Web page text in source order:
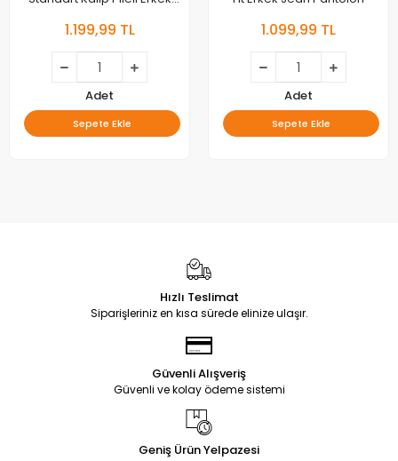
1.199,99 TL
Adet
Sepete Ekle
1.099,99 TL
Adet
Sepete Ekle
Hızlı Teslimat
Siparişleriniz en kısa sürede elinize ulaşır.
Güvenli Alışveriş
Güvenli ve kolay ödeme sistemi
Geniş Ürün Yelpazesi